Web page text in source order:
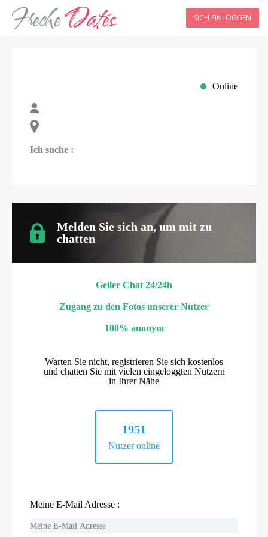
SICH EINLOGGEN
Online
Ich suche :
Melden Sie sich an, um mit zu
chatten
Geiler Chat 24/24h
Zugang zu den Fotos unserer Nutzer
100% anonym
Warten Sie nicht, registrieren Sie sich kostenlos
und chatten Sie mit vielen eingeloggten Nutzern
in Ihrer Nähe
1951
Nutzer online
Meine E-Mail Adresse :